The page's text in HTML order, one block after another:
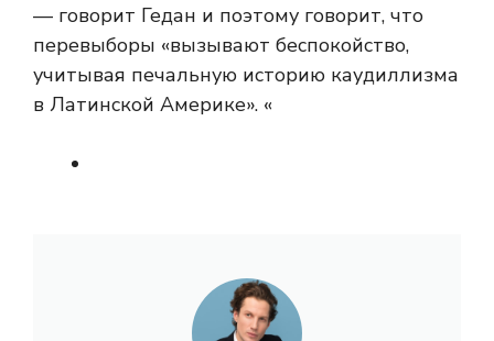
— говорит Гедан и поэтому говорит, что
перевыборы «вызывают беспокойство,
учитывая печальную историю каудиллизма
в Латинской Америке». «